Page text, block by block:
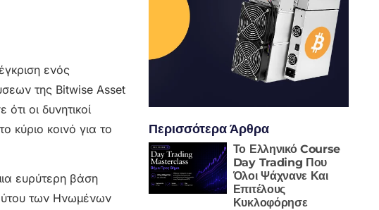
ενός
της Bitwise Asset
οι δυνητικοί
κύριο κοινό για το
ευρύτερη βάση
των Ηνωμένων
Περισσότερα Άρθρα
Το Ελληνικό Course
Day Trading Που
Όλοι Ψάχνανε Και
Επιτέλους
Κυκλοφόρησε